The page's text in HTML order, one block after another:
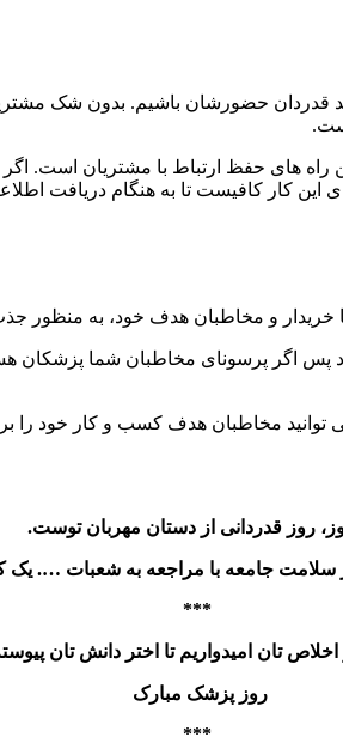
باید قدردان حضورشان باشیم. بدون شک
راه های حفظ ارتباط با مشتریان است.
این کار کافیست تا به هنگام دریافت
خریدار و مخاطبان هدف خود، به منظور
اگر پرسونای مخاطبان شما پزشکان
روز قدردانی از دستان مهربان توست.
جامعه با مراجعه به شعبات …. یک
***
تان امیدواریم تا اختر دانش تان پیوسته
روز پزشک مبارک
***